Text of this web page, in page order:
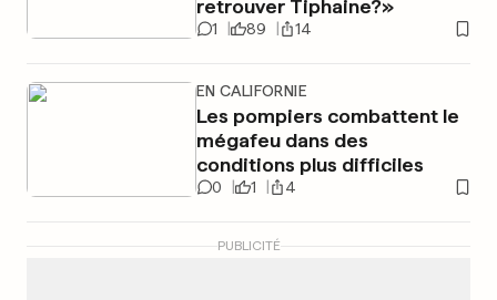
retrouver Tiphaine?»
1 89 14
EN CALIFORNIE
Les pompiers combattent le
mégafeu dans des
conditions plus difficiles
0 1 4
PUBLICITÉ